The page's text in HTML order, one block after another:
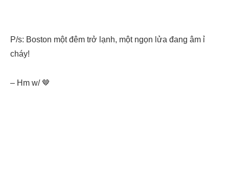
P/s: Boston một đêm trở lạnh, một ngọn lửa đang âm ỉ
cháy!
– Hm w/ 🤎